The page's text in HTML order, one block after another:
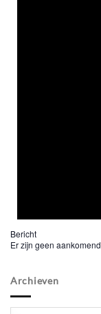
Bericht
Er zijn geen
Archieven